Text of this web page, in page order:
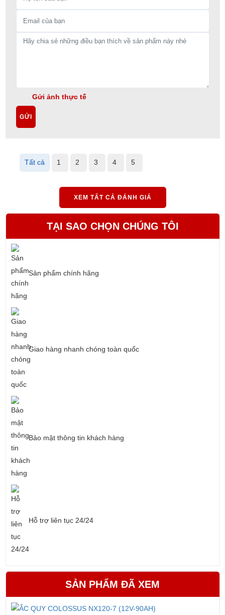
Gửi ảnh thực tế
GỬI
Tất cả 1 2 3 4 5
XEM TẤT CẢ ĐÁNH GIÁ
TẠI SAO CHỌN CHÚNG TÔI
Sản phẩm chính hãng
Giao hàng nhanh chóng toàn quốc
Bảo mật thông tin khách hàng
Hỗ trợ liên tục 24/24
SẢN PHẨM ĐÃ XEM